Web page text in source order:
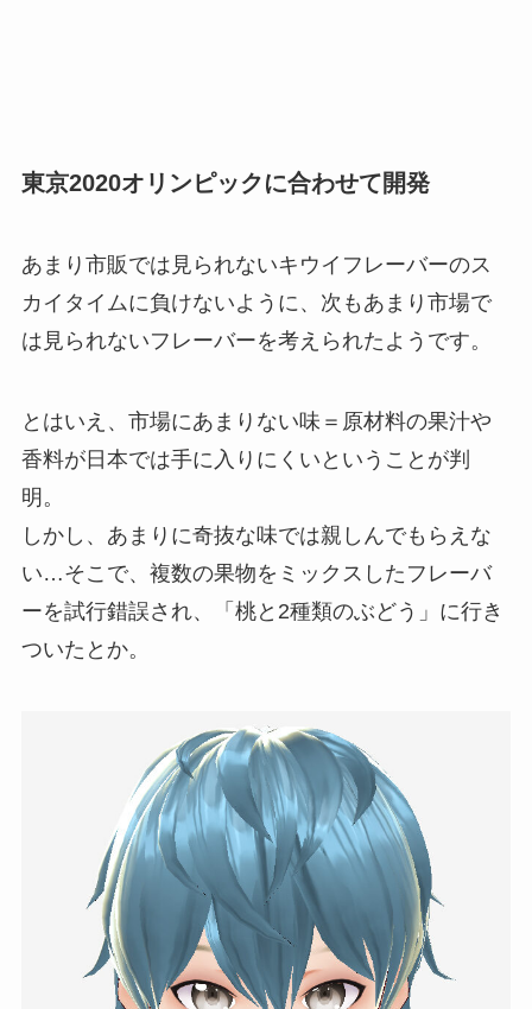
東京2020オリンピックに合わせて開発
あまり市販では見られないキウイフレーバーのス
カイタイムに負けないように、次もあまり市場で
は見られないフレーバーを考えられたようです。
とはいえ、市場にあまりない味＝原材料の果汁や
香料が日本では手に入りにくいということが判
明。
しかし、あまりに奇抜な味では親しんでもらえな
い…そこで、複数の果物をミックスしたフレーバ
ーを試行錯誤され、「桃と2種類のぶどう」に行き
ついたとか。